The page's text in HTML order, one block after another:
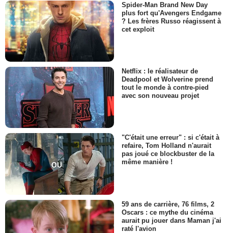
Spider-Man Brand New Day
plus fort qu'Avengers Endgame
? Les frères Russo réagissent à
cet exploit
Netflix : le réalisateur de
Deadpool et Wolverine prend
tout le monde à contre-pied
avec son nouveau projet
"C'était une erreur" : si c'était à
refaire, Tom Holland n'aurait
pas joué ce blockbuster de la
même manière !
59 ans de carrière, 76 films, 2
Oscars : ce mythe du cinéma
aurait pu jouer dans Maman j'ai
raté l'avion